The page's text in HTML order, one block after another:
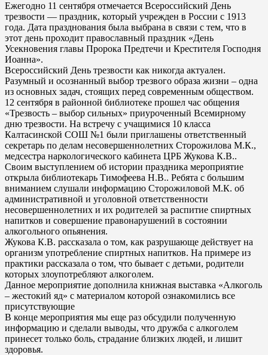
Ежегодно 11 сентября отмечается Всероссийский День
трезвости — праздник, который учрежден в России с 1913
года. Дата празднования была выбрана в связи с тем, что в
этот день проходит православный праздник «День
Усекновения главы Пророка Предтечи и Крестителя Господня
Иоанна».
Всероссийский День трезвости как никогда актуален.
Разумный и осознанный выбор трезвого образа жизни – одна
из основных задач, стоящих перед современным обществом.
12 сентября в районной библиотеке прошел час общения
«Трезвость – выбор сильных» приуроченный Всемирному
дню трезвости. На встречу с учащимися 10 класса
Калтасинской СОШ №1 были приглашены ответственный
секретарь по делам несовершеннолетних Сторожилова М.К.,
медсестра наркологического кабинета ЦРБ Жукова К.В..
Своим выступлением об истории праздника мероприятие
открыла библиотекарь Тимофеева Н.В.. Ребята с большим
вниманием слушали информацию Сторожиловой М.К. об
административной и уголовной ответственности
несовершеннолетних и их родителей за распитие спиртных
напитков и совершение правонарушений в состоянии
алкогольного опьянения.
Жукова К.В. рассказала о том, как разрушающе действует на
организм употребление спиртных напитков. На примере из
практики рассказала о том, что бывает с детьми, родители
которых злоупотребляют алкоголем.
Данное мероприятие дополнила книжная выставка «Алкоголь
– жестокий яд» с материалом которой ознакомились все
присутствующие
В конце мероприятия мы еще раз обсудили полученную
информацию и сделали выводы, что дружба с алкоголем
принесет только боль, страдание близких людей, и лишит
здоровья.